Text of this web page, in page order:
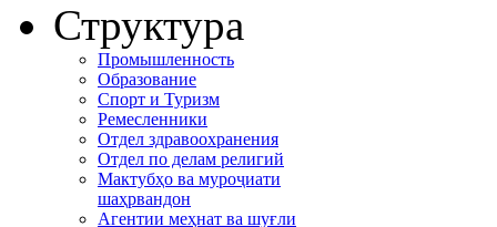
Структура
Промышленность
Образование
Спорт и Туризм
Ремесленники
Отдел здравоохранения
Отдел по делам религий
Мактубҳо ва муроҷиати
шаҳрвандон
Агентии меҳнат ва шуғли